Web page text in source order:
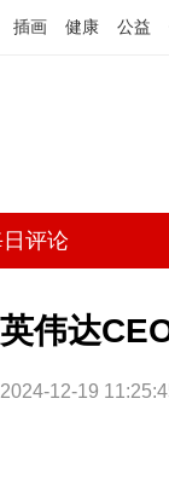
插画 健康 公益
评论
英伟达
2024-12-19